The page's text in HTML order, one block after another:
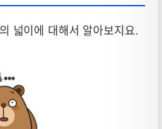
넓이에 대해서 알아보지요.